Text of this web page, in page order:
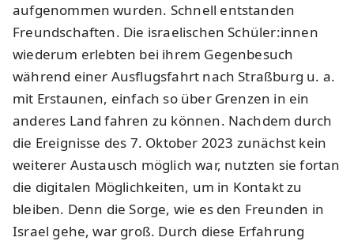
aufgenommen wurden. Schnell entstanden
Freundschaften. Die israelischen Schüler:innen
wiederum erlebten bei ihrem Gegenbesuch
während einer Ausflugsfahrt nach Straßburg u. a.
mit Erstaunen, einfach so über Grenzen in ein
anderes Land fahren zu können. Nachdem durch
die Ereignisse des 7. Oktober 2023 zunächst kein
weiterer Austausch möglich war, nutzten sie fortan
die digitalen Möglichkeiten, um in Kontakt zu
bleiben. Denn die Sorge, wie es den Freunden in
Israel gehe, war groß. Durch diese Erfahrung